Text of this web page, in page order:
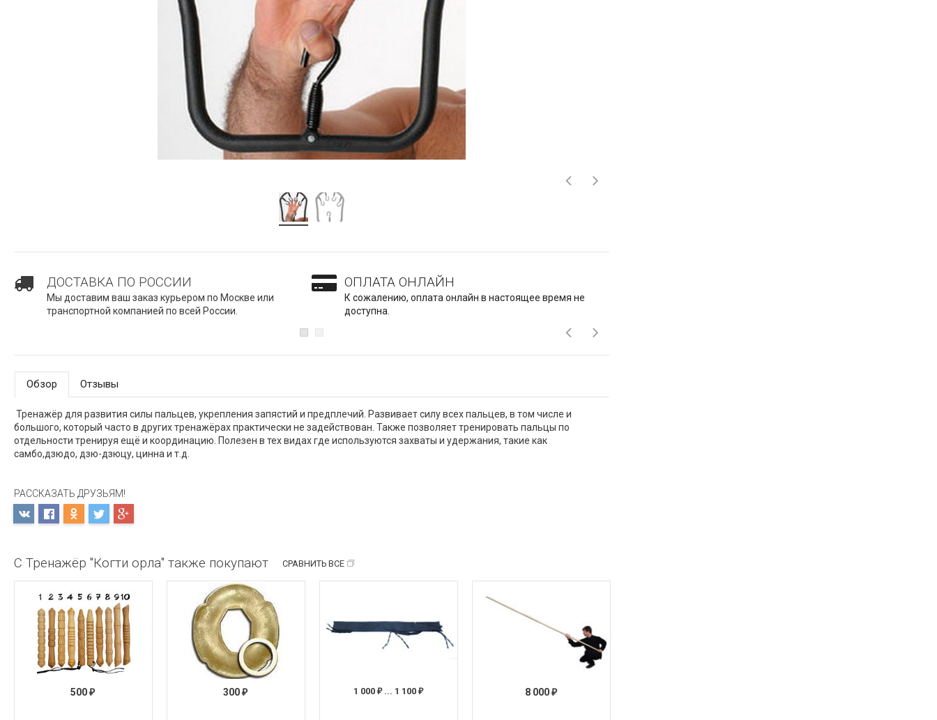
ДОСТАВКА ПО РОССИИ
Мы доставим ваш заказ курьером по Москве или
транспортной компанией по всей России.
ОПЛАТА ОНЛАЙН
К сожалению, оплата онлайн в настоящее время не
доступна.
Обзор Отзывы
Тренажёр для развития силы пальцев, укрепления запястий и предплечий. Развивает силу всех пальцев, в том числе и
большого, который часто в других тренажёрах практически не задействован. Также позволяет тренировать пальцы по
отдельности тренируя ещё и координацию. Полезен в тех видах где используются захваты и удержания, такие как
самбо,дзюдо, дзю-дзюцу, цинна и т.д.
РАССКАЗАТЬ ДРУЗЬЯМ!
С Тренажёр "Когти орла" также покупают СРАВНИТЬ ВСЕ
500 ₽ 300 ₽ 1 000 ₽... 1 100 ₽ 8 000 ₽